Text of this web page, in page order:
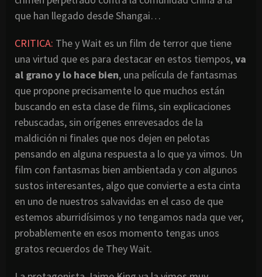
que han llegado desde Shangai…
CRITICA: The y Wait es un film de terror que tiene
una virtud que es para destacar en estos tiempos,va
al grano y lo hace bien, una película de fantasmas
que propone precisamente lo que muchos están
buscando en esta clase de films, sin explicaciones
rebuscadas, sin orígenes enrevesados de la
maldición ni finales que nos dejen en pelotas
pensando en alguna respuesta a lo que ya vimos. Un
film con fantasmas bien ambientada y con algunos
sustos interesantes, algo que convierte a esta cinta
en uno de nuestros salvavidas en el caso de que
estemos aburridísimos y no tengamos nada que ver,
probablemente en esos momento tengas unos
gratos recuerdos de They Wait.